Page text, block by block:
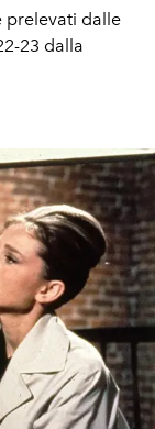
prelevati dalle
23 dalla